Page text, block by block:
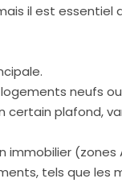
il est essentiel
neufs
certain plafond,
(zones
tels que